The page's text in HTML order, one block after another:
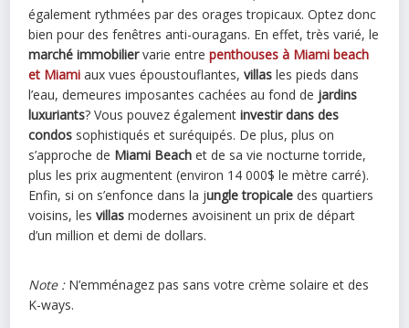
également rythmées par des orages tropicaux. Optez donc
bien pour des fenêtres anti-ouragans. En effet, très varié, le
marché immobiliervarie entrepenthouses à Miami beach
et Miami aux vues époustouflantes,villas les pieds dans
l’eau, demeures imposantes cachées au fond de jardins
luxuriants? Vous pouvez égalementinvestir dans des
condos sophistiqués et suréquipés. De plus, plus on
s’approche de Miami Beach et de sa vie nocturne torride,
plus les prix augmentent (environ 14 000$ le mètre carré).
Enfin, si on s’enfonce dans la jungle tropicale des quartiers
voisins, lesvillas modernes avoisinent un prix de départ
d’un million et demi de dollars.
Note :N’emménagez pas sans votre crème solaire et des
K-ways.